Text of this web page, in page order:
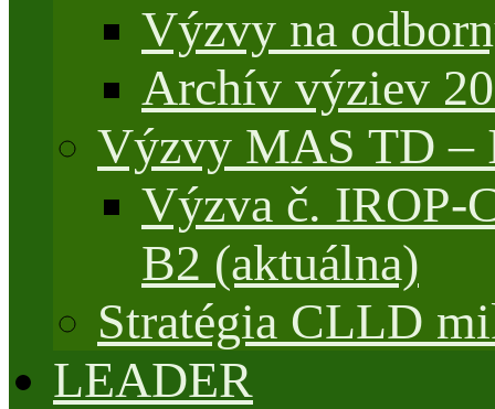
Výzvy na
Archív výziev
Výzvy MAS TD –
Výzva č. IROP-
B2 (aktuálna)
Stratégia CLLD
LEADER